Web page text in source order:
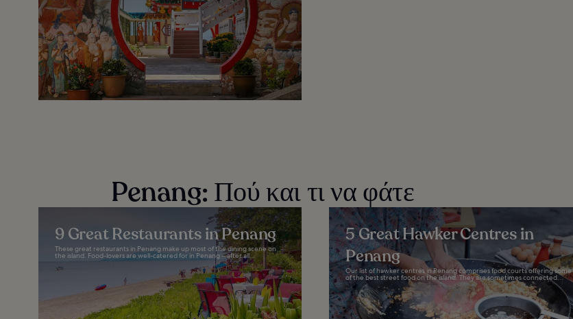
Penang: Πού και τι να φάτε
9 Great Restaurants in Penang
These great restaurants in Penang make up most of the dining scene on
the island. Food-lovers are well-catered for in Penang – after all...
5 Great Hawker Centres in
Penang
Our list of hawker centres in Penang comprises food courts offering some
of the best street food on the island. They are sometimes connected...